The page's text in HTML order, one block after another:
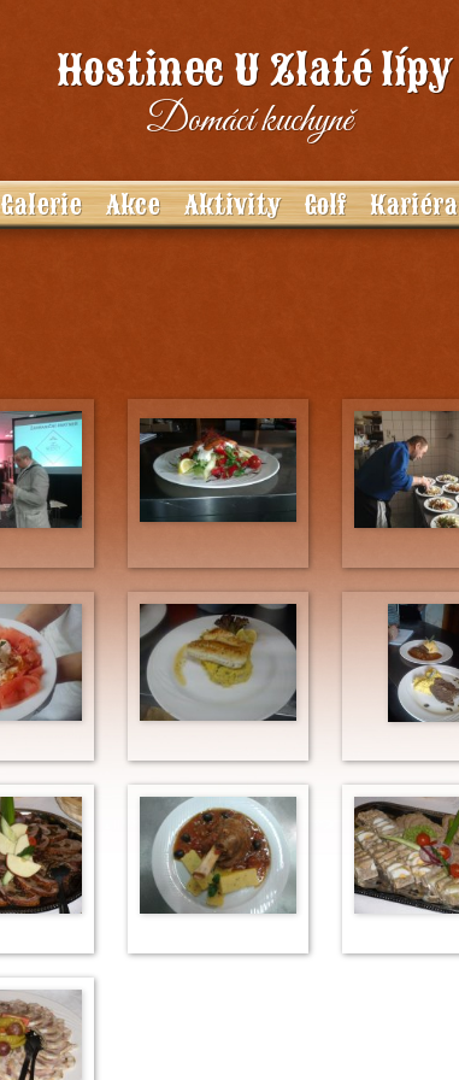
Hostinec U Zlaté lípy
Domácí kuchyně
Galerie Akce Aktivity Golf Kariéra